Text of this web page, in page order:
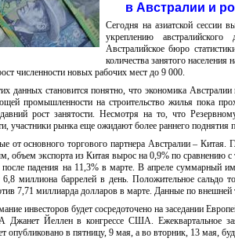
в Австралии и
Сегодня на азиатской сессии
укреплению
Австралийское бюро
количества занятого
численности новых рабочих мест до 9 000.
данных становится понятно, что экономика
промышленности на строительство жилья пока
рост занятости. Несмотря на то, что
участники рынка еще ожидают более раннего поднятия
от основного торгового партнера Австралии – Китая.
объем экспорта из Китая вырос на 0,9% по сравнению
падения на 11,3% в марте. В апреле суммарный
6,8 миллиона баррелей в день. Положительное сальдо
7,71 миллиарда долларов в марте. Данные по
инвесторов будет сосредоточено на заседании
Йеллен в конгрессе США. Ежеквартальное
опубликовано в пятницу, 9 мая, а во вторник, 13 мая,